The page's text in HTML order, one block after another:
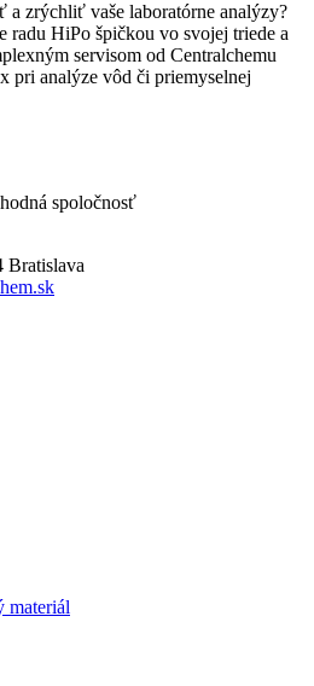
a zrýchliť vaše laboratórne analýzy?
radu HiPo špičkou vo svojej triede a
servisom od Centralchemu
pri analýze vôd či priemyselnej
spoločnosť
Bratislava
materiál